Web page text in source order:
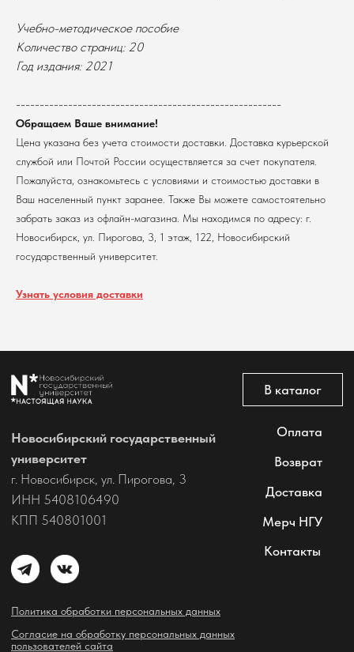
Учебно-методическое пособие
Количество страниц: 20
Год издания: 2021
--------------------------------------------------------
Обращаем Ваше внимание!
Цена указана без учета стоимости доставки. Доставка курьерской
службой или Почтой России осуществляется за счет покупателя.
Пожалуйста, ознакомьтесь с условиями и стоимостью доставки в
Ваш населенный пункт заранее. Также Вы можете самостоятельно
забрать заказ из офлайн-магазина. Мы находимся по адресу: г.
Новосибирск, ул. Пирогова, 3, 1 этаж, 122, Новосибирский
государственный университет.
Узнать условия доставки
Политика обработки персональных данных
Согласие на обработку персональных данных
пользователей сайта
университет
г. Новосибирск, ул. Пирогова, 3
ИНН 5408106490